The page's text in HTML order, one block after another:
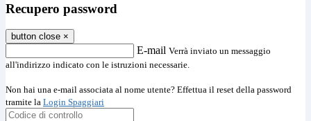
Recupero password
button close ×
E-mail Verrà inviato un messaggio
all'indirizzo indicato con le istruzioni necessarie.
Non hai una e-mail associata al nome utente? Effettua il reset della password
tramite la Login Spaggiari